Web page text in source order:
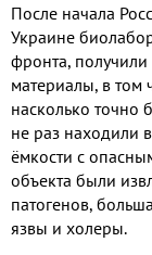
После начала
Украине
фронта,
материалы, в том
насколько точно
не раз находили
ёмкости с
объекта были
патогенов,
язвы и холеры.